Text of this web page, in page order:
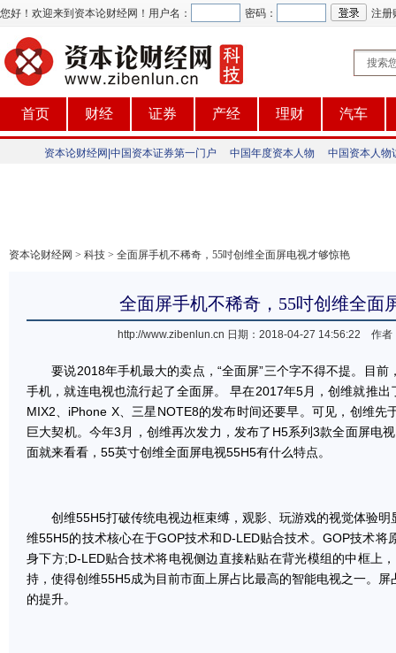
您好！欢迎来到资本论财经网！ 用户名： 密码： 注册
首页 财经 证券 产经 理财 汽车
资本论财经网|中国资本证券第一门户 中国年度资本人物 中国资本人物
资本论财经网 > 科技 > 全面屏手机不稀奇，55吋创维全面屏电视才够惊艳
全面屏手机不稀奇，55吋创维全面
http://www.zibenlun.cn 日期：2018-04-27 14:56:22 作
要说2018年手机最大的卖点，“全面屏”三个字不得不提。目前
手机，就连电视也流行起了全面屏。 早在2017年5月，创维就推
MIX2、iPhone X、三星NOTE8的发布时间还要早。可见，创维先
巨大契机。今年3月，创维再次发力，发布了H5系列3款全面屏电
面就来看看，55英寸创维全面屏电视55H5有什么特点。
创维55H5打破传统电视边框束缚，观影、玩游戏的视觉体验明
维55H5的技术核心在于GOP技术和D-LED贴合技术。GOP技术将
身下方;D-LED贴合技术将电视侧边直接粘贴在背光模组的中框上
持，使得创维55H5成为目前市面上屏占比最高的智能电视之一。
的提升。